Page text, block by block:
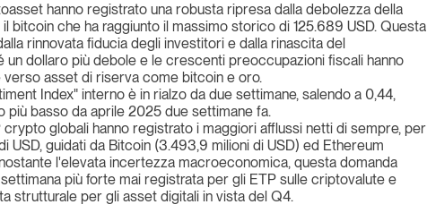
hanno registrato una robusta ripresa dalla debolezza della
bitcoin che ha raggiunto il massimo storico di 125.689 USD. Questa
rinnovata fiducia degli investitori e dalla rinascita del
un dollaro più debole e le crescenti preoccupazioni fiscali hanno
verso asset di riserva come bitcoin e oro.
Index" interno è in rialzo da due settimane, salendo a 0,44,
più basso da aprile 2025 due settimane fa.
globali hanno registrato i maggiori afflussi netti di sempre, per
USD, guidati da Bitcoin (3.493,9 milioni di USD) ed Ethereum
l'elevata incertezza macroeconomica, questa domanda
più forte mai registrata per gli ETP sulle criptovalute e
strutturale per gli asset digitali in vista del Q4.